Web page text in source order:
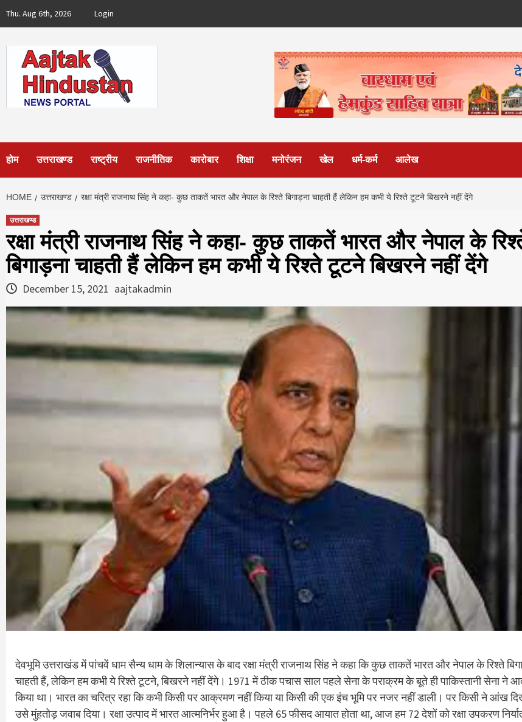
Thu. Aug 6th, 2026 Login
होम उत्तराखण्ड राष्ट्रीय राजनीतिक कारोबार शिक्षा मनोरंजन खेल धर्म-कर्म आलेख
HOME उत्तराखण्ड रक्षा मंत्री राजनाथ सिंह ने कहा- कुछ ताकतें भारत और नेपाल के रिश्ते बिगाड़ना चाहती हैं लेकिन हम कभी ये रिश्ते टूटने बिखरने नहीं देंगे
उत्तराखण्ड
रक्षा मंत्री राजनाथ सिंह ने कहा- कुछ ताकतें भारत और नेपाल के
बिगाड़ना चाहती हैं लेकिन हम कभी ये रिश्ते टूटने बिखरने नहीं देंगे
December 15, 2021 aajtakadmin
देवभूमि उत्तराखंड में पांचवें धाम सैन्य धाम के शिलान्यास के बाद रक्षा मंत्री राजनाथ सिंह ने कहा कि कुछ ताकतें भारत और नेपाल के रिश्ते
चाहती हैं, लेकिन हम कभी ये रिश्ते टूटने, बिखरने नहीं देंगे। 1971 में ठीक पचास साल पहले सेना के पराक्रम के बूते ही पाकिस्तानी सेना ने
किया था। भारत का चरित्र रहा कि कभी किसी पर आक्रमण नहीं किया या किसी की एक इंच भूमि पर नजर नहीं डाली। पर किसी ने आंख
उसे मुंहतोड़ जवाब दिया। रक्षा उत्पाद में भारत आत्मनिर्भर हुआ है। पहले 65 फीसद आयात होता था, आज हम 72 देशों को रक्षा उपकरण